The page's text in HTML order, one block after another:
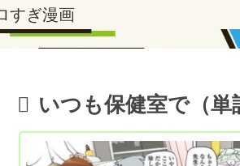
すぎ漫画
いつも保健室で（単